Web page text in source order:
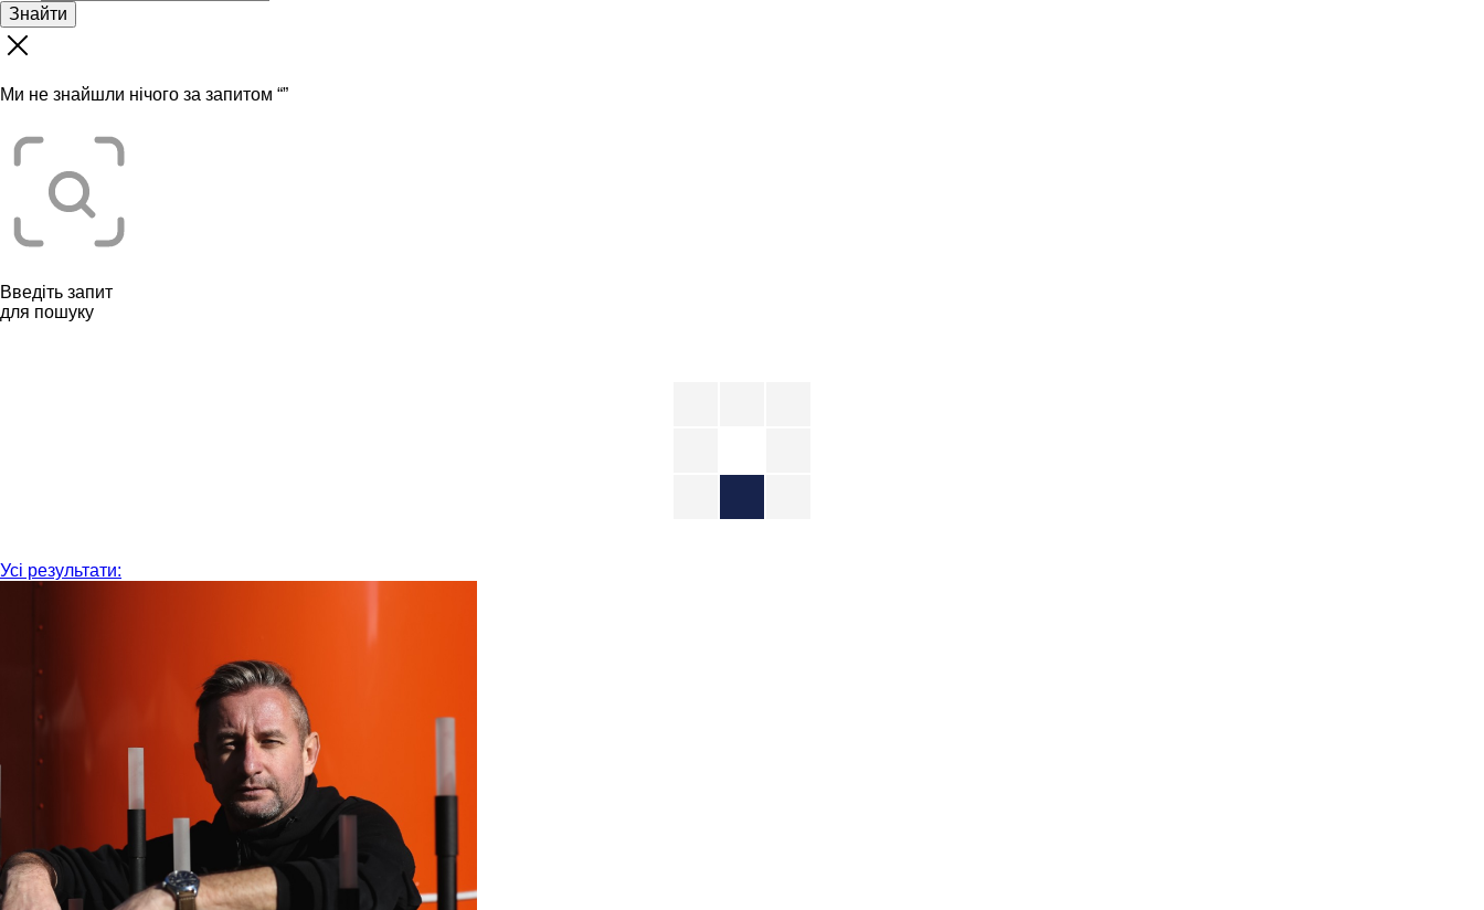
Знайти
Ми не знайшли нічого за запитом “”
Введіть запит
для пошуку
Усі результати: